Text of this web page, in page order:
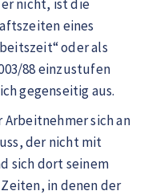
nicht, ist die
eines
oder als
88 einzustufen
gegenseitig aus.
Arbeitnehmer sich an
der nicht mit
sich dort seinem
in denen der